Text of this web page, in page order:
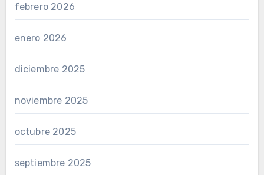
febrero 2026
enero 2026
diciembre 2025
noviembre 2025
octubre 2025
septiembre 2025